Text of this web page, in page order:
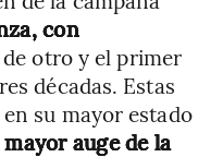
con
otro y el primer
décadas. Estas
su mayor estado
auge de la